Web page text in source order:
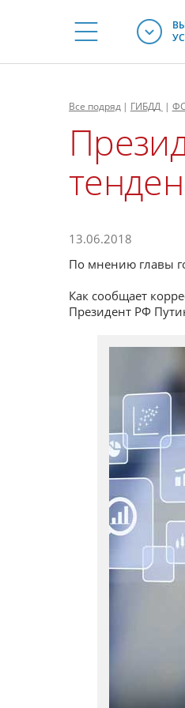
Все подряд | ГИБДД |
13.06.2018
По мнению главы
Как сообщает
Президент РФ